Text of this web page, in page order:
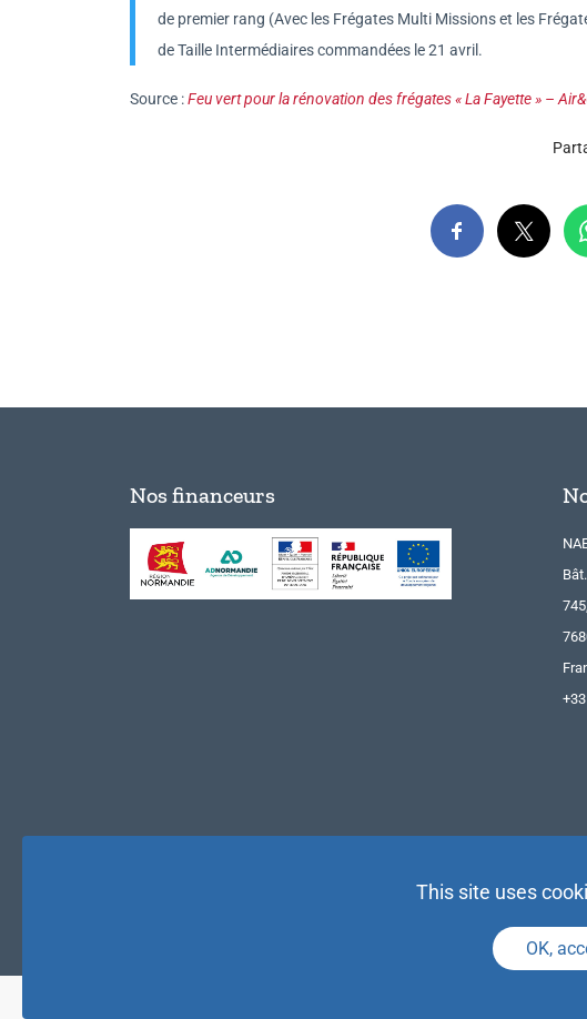
de premier rang (Avec les Frégates Multi Missions et les
de Taille Intermédiaires commandées le 21 avril.
Source :Feu vert pour la rénovation des frégates « La Fayette » –
Nos financeurs
This site uses
OK,